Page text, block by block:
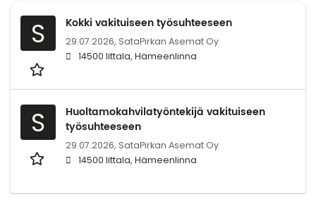
S Kokki vakituiseen työsuhteeseen
29.07.2026, SataPirkan Asemat Oy
14500 Iittala, Hämeenlinna
S
Huoltamokahvilatyöntekijä vakituiseen
työsuhteeseen
29.07.2026, SataPirkan Asemat Oy
14500 Iittala, Hämeenlinna